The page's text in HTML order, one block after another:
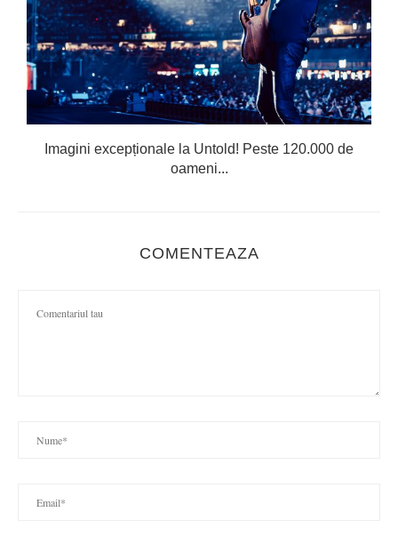
Imagini excepționale la Untold! Peste 120.000 de
oameni...
COMENTEAZA